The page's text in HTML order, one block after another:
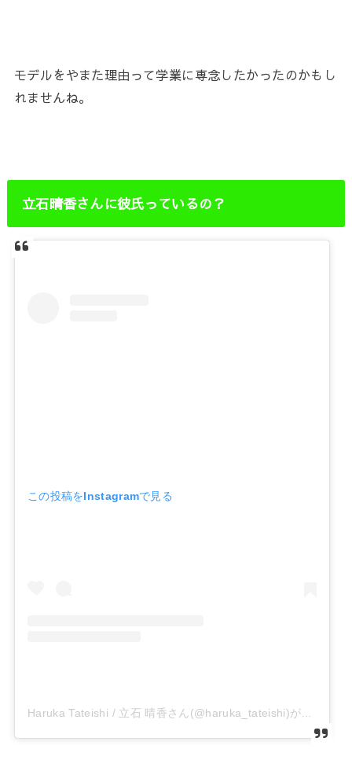
モデルをやまた理由って学業に専念したかったのかもし
れませんね。
立石晴香さんに彼氏っているの？
この投稿をInstagramで見る